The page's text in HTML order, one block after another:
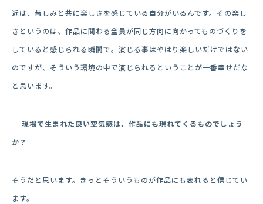
近は、苦しみと共に楽しさを感じている自分がいるんです。その楽し
さというのは、作品に関わる全員が同じ方向に向かってものづくりを
していると感じられる瞬間で。演じる事はやはり楽しいだけではない
のですが、そういう環境の中で演じられるということが一番幸せだな
と思います。
― 現場で生まれた良い空気感は、作品にも現れてくるものでしょう
か？
そうだと思います。きっとそういうものが作品にも表れると信じてい
ます。